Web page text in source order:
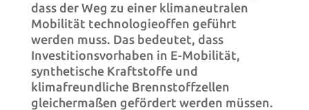
dass der Weg zu einer klimaneutralen
Mobilität technologieoffen geführt
werden muss. Das bedeutet, dass
Investitionsvorhaben in E-Mobilität,
synthetische Kraftstoffe und
klimafreundliche Brennstoffzellen
gleichermaßen gefördert werden müssen.